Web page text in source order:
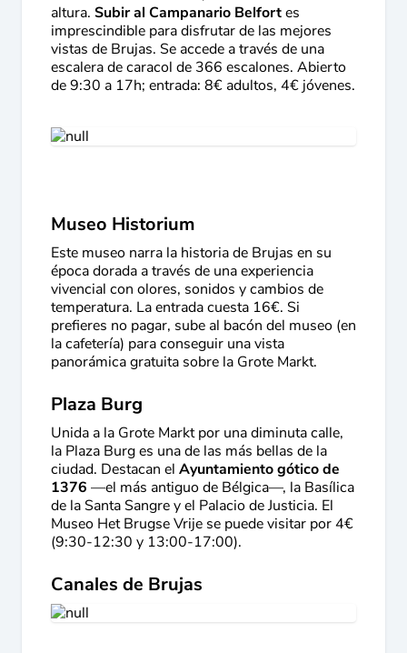
altura. Subir al Campanario Belfortes
imprescindible para disfrutar de las mejores
vistas de Brujas. Se accede a través de una
escalera de caracol de 366 escalones. Abierto
de 9:30 a 17h; entrada: 8€ adultos, 4€ jóvenes.
Museo Historium
Este museo narra la historia de Brujas en su
época dorada a través de una experiencia
vivencial con olores, sonidos y cambios de
temperatura. La entrada cuesta 16€. Si
prefieres no pagar, sube al bacón del museo (en
la cafetería) para conseguir una vista
panorámica gratuita sobre la Grote Markt.
Plaza Burg
Unida a la Grote Markt por una diminuta calle,
la Plaza Burg es una de las más bellas de la
ciudad. Destacan el Ayuntamiento gótico de
1376 —el más antiguo de Bélgica—, la Basílica
de la Santa Sangre y el Palacio de Justicia. El
Museo Het Brugse Vrije se puede visitar por 4€
(9:30-12:30 y 13:00-17:00).
Canales de Brujas